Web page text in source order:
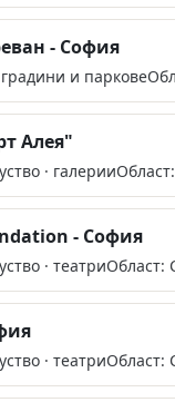
- София
и паркове
Алея"
· галерии
- София
· театриОбласт:
· театриОбласт: